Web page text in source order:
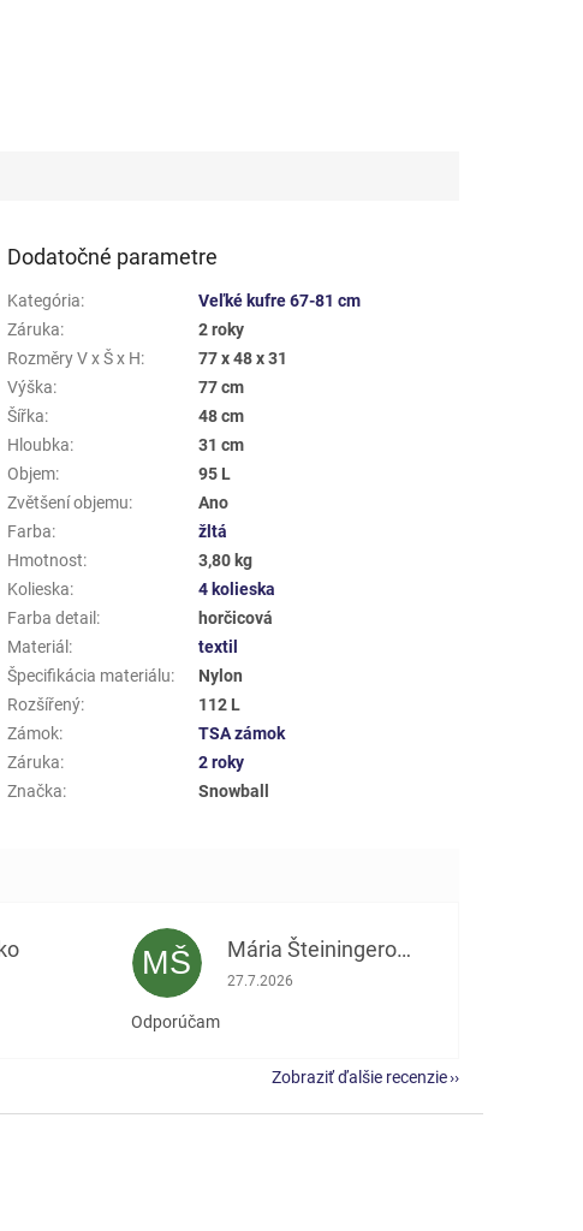
Dodatočné parametre
Kategória:
Veľké kufre 67-81 cm
Záruka:
2 roky
Rozměry V x Š x H:
77 x 48 x 31
Výška:
77 cm
Šířka:
48 cm
Hloubka:
31 cm
Objem:
95 L
Zvětšení objemu:
Ano
Farba:
žltá
Hmotnost:
3,80 kg
Kolieska:
4 kolieska
Farba detail:
horčicová
Materiál:
textil
Špecifikácia materiálu:
Nylon
Rozšířený:
112 L
Zámok:
TSA zámok
Záruka:
2 roky
Značka: Snowball
je 5 z 5 hviezdičiek.
MŠ Mária Šteiningerová
Hodnotenie obchodu je 5 z 5 hviezdičiek.
27.7.2026
Odporúčam
Zobraziť ďalšie recenzie